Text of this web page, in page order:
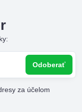
Odoberať
za účelom